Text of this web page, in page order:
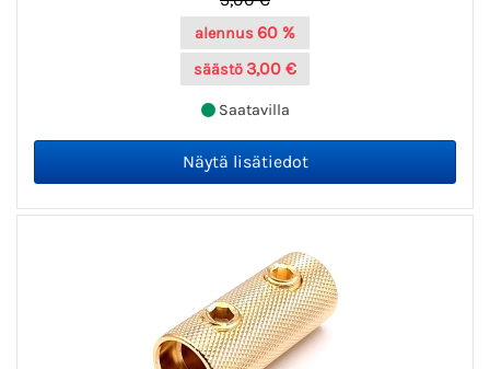
alennus60 %
säästö 3,00 €
Saatavilla